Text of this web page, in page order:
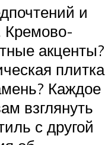
и
Кремово-
акценты?
плитка
Каждое
взглянуть
с другой